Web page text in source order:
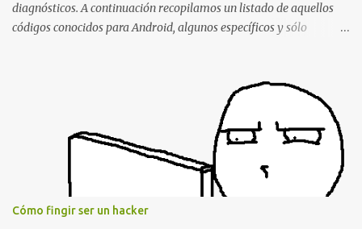
diagnósticos. A continuación recopilamos un listado de aquellos
códigos conocidos para Android, algunos específicos y sólo
IMEI del dispositivo *#*#1111#*#* : Información sobre la versión
de software FTA *#*#2222#*#* : Información sobre la v ersión
del hardware FTA *#*#1234#*#* : Información sobre la versión
de software PDA y de firmware *#*#232337#*#* : Muestra la
dirección Bluetooth del smartphone *#*#232338#*#* : Muestra
la dirección MAC del la tarjeta WiFi del dispositivo *#*#2663#*#*
: Visualiza la versión de la pantalla táctil del smartphone
*#*#3264#*#* : Muestra que versión de memoria RAM está
Cómo fingir ser un hacker